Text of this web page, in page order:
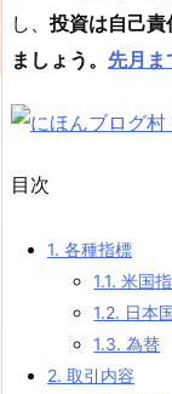
し、 投資は自己
ましょう。 先月ま
目次
1. 各種指標
1.1. 米国
1.2. 日本
1.3. 為替
2. 取引内容